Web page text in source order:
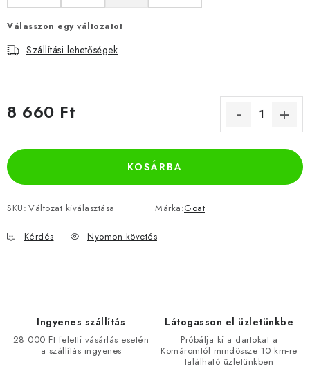
Válasszon egy változatot
Szállítási lehetőségek
8 660 Ft
KOSÁRBA
SKU: Változat kiválasztása Márka:Goat
Kérdés Nyomon követés
Ingyenes szállítás
28 000 Ft feletti vásárlás esetén
a szállítás ingyenes
Látogasson el üzletünkbe
Próbálja ki a dartokat a
Komáromtól mindössze 10 km-re
található üzletünkben